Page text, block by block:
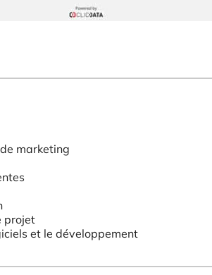
marketing
projet
et le développement